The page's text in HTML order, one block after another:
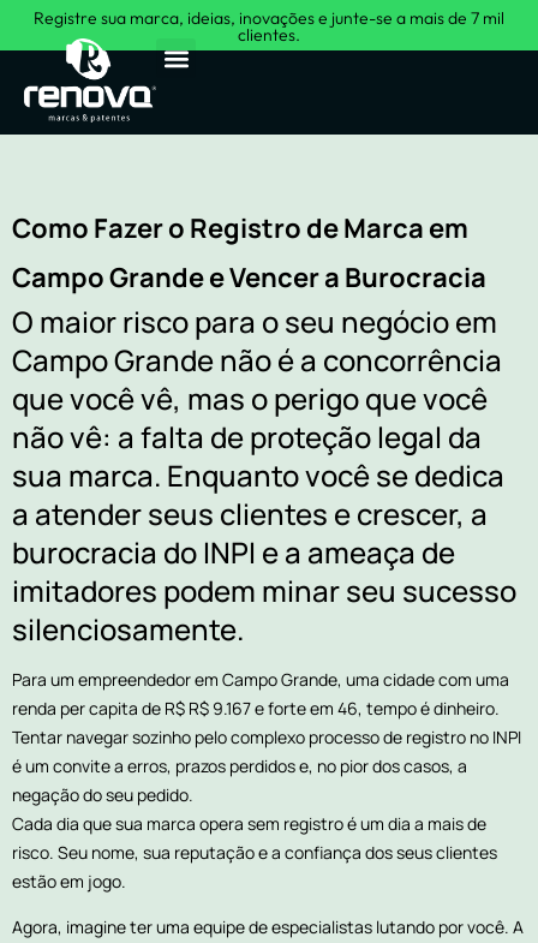
Registre sua marca, ideias, inovações e junte-se a mais de 7 mil
clientes.
Como Fazer o Registro de Marca em
Campo Grande e Vencer a Burocracia
O maior risco para o seu negócio em
Campo Grande não é a concorrência
que você vê, mas o perigo que você
não vê: a falta de proteção legal da
sua marca. Enquanto você se dedica
a atender seus clientes e crescer, a
burocracia do INPI e a ameaça de
imitadores podem minar seu sucesso
silenciosamente.
Para um empreendedor em Campo Grande, uma cidade com uma
renda per capita de R$ R$ 9.167 e forte em 46, tempo é dinheiro.
Tentar navegar sozinho pelo complexo processo de registro no INPI
é um convite a erros, prazos perdidos e, no pior dos casos, a
negação do seu pedido.
Cada dia que sua marca opera sem registro é um dia a mais de
risco. Seu nome, sua reputação e a confiança dos seus clientes
estão em jogo.
Agora, imagine ter uma equipe de especialistas lutando por você. A